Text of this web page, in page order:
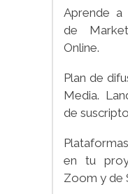
Aprende a
de
Online.
Plan de
Media.
de
en tu
Zoom y de